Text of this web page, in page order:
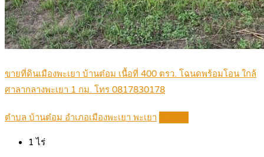
ขายที่ดินเมืองพะเยา บ้านต๋อม เนื้อที่ 400 ตรว. โฉนดพร้อมโอน ใกล้
ศาลากลางพะเยา 1 กม. โทร 0817830178
ตำบล บ้านต๋อม อำเภอเมืองพะเยา พะเยา
1 ไร่